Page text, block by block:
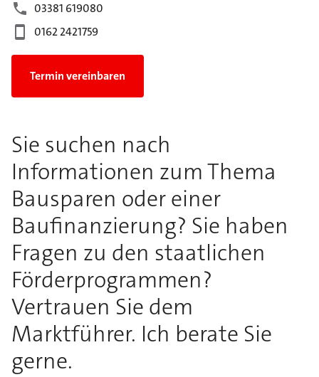
03381 619080
0162 2421759
Termin vereinbaren
Sie suchen nach
Informationen zum Thema
Bausparen oder einer
Baufinanzierung? Sie haben
Fragen zu den staatlichen
Förderprogrammen?
Vertrauen Sie dem
Marktführer. Ich berate Sie
gerne.